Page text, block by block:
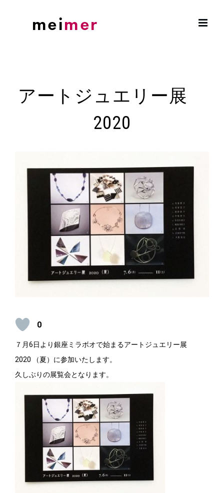
アートジュエリー展
2020
0
７月6日より銀座ミラボオで始まるアートジュエリー展
2020 （夏）に参加いたします。
久しぶりの展覧会となります。